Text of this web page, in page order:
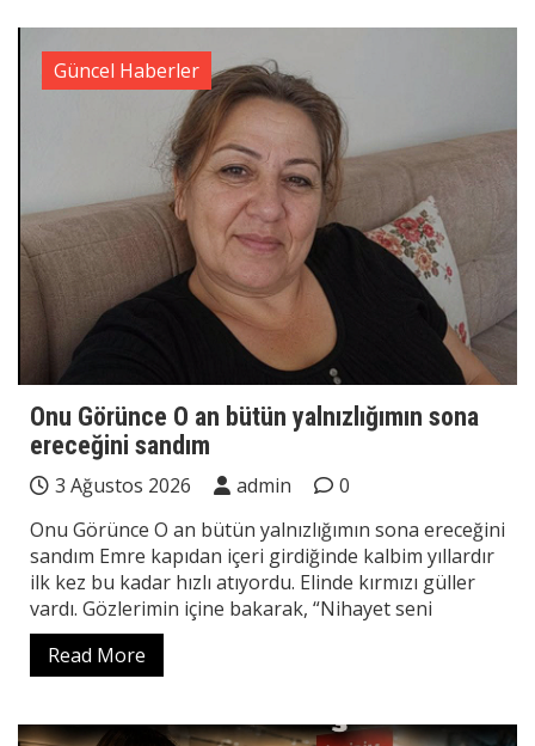
Güncel Haberler
Onu Görünce O an bütün yalnızlığımın sona
ereceğini sandım
3 Ağustos 2026 admin
0
Onu Görünce O an bütün yalnızlığımın sona ereceğini
sandım Emre kapıdan içeri girdiğinde kalbim yıllardır
ilk kez bu kadar hızlı atıyordu. Elinde kırmızı güller
vardı. Gözlerimin içine bakarak, “Nihayet seni
Read More